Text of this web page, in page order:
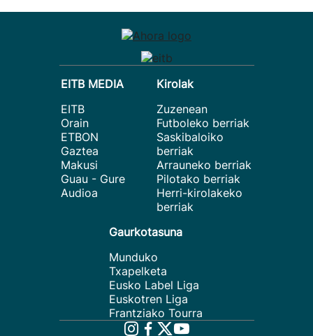
EITB MEDIA
EITB
Orain
ETBON
Gaztea
Makusi
Guau - Gure
Audioa
Kirolak
Zuzenean
Futboleko berriak
Saskibaloiko
berriak
Arrauneko berriak
Pilotako berriak
Herri-kirolakeko
berriak
Gaurkotasuna
Munduko
Txapelketa
Eusko Label Liga
Euskotren Liga
Frantziako Tourra